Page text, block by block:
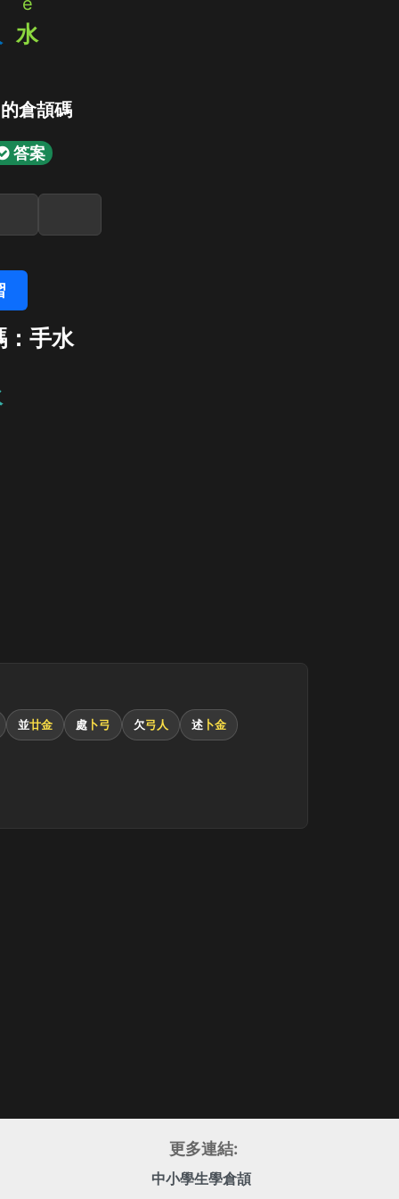
水
倉頡碼
答案
：手水
並廿金 處 卜弓 欠弓人 述 卜金
更多連結:
中小學生學倉頡